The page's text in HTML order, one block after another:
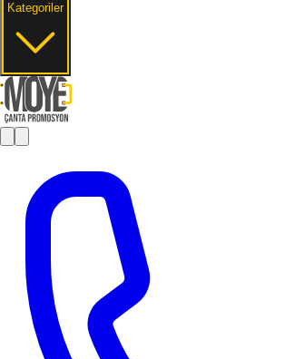
Kategoriler